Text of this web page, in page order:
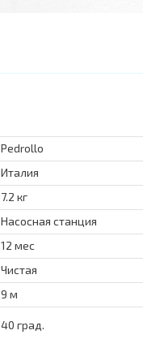
Pedrollo
Италия
7.2 кг
Насосная станция
12 мес
Чистая
9 м
40 град.